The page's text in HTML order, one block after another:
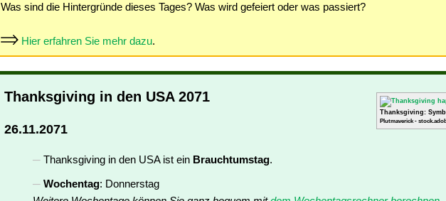
Was sind die Hintergründe dieses Tages? Was wird gefeiert oder was passiert?
Hier erfahren Sie mehr dazu.
Thanksgiving:
Plutmaverick -
Thanksgiving in den USA 2071
26.11.2071
Thanksgiving in den USA ist ein Brauchtumstag.
Wochentag: Donnerstag